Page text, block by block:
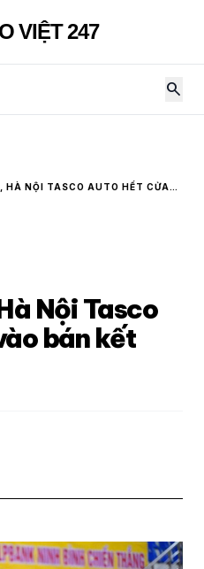
VIỆT 247
search
HÀ NỘI TASCO AUTO HẾT CỬA
Nội Tasco
bán kết